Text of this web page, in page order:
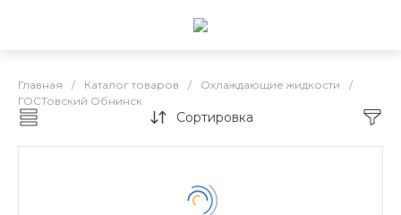
Главная / Каталог товаров / Охлаждающие жидкости
/
ГОСТовский Обнинск
ГОСТовский Обнинск
Сортировка